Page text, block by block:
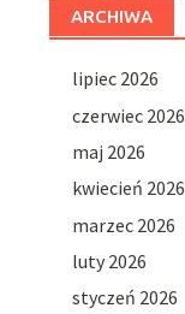
ARCHIWA
lipiec 2026
czerwiec 2026
maj 2026
kwiecień 2026
marzec 2026
luty 2026
styczeń 2026